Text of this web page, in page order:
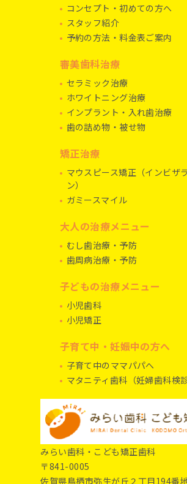
コンセプト・初めての方へ
スタッフ紹介
予約の方法・料金表ご案内
審美歯科治療
セラミック治療
ホワイトニング治療
インプラント・入れ歯治療
歯の詰め物・被せ物
矯正治療
マウスピース矯正（インビザ
ン）
ガミースマイル
大人の治療メニュー
むし歯治療・予防
歯周病治療・予防
子どもの治療メニュー
小児歯科
小児矯正
子育て中・妊娠中の方へ
子育て中のママパパへ
マタニティ歯科（妊婦歯科検診
みらい歯科・こども矯正歯科
〒841-0005
佐賀県鳥栖市弥生が丘２丁目194番